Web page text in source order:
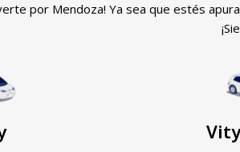
por Mendoza! Ya sea que estés